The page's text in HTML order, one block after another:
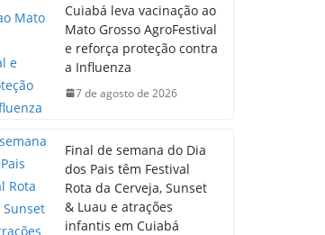
Cuiabá leva vacinação ao
Mato Grosso AgroFestival
e reforça proteção contra
a Influenza
7 de agosto de 2026
Final de semana do Dia
dos Pais têm Festival
Rota da Cerveja, Sunset
& Luau e atrações
infantis em Cuiabá